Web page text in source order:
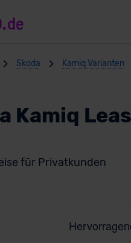
Skoda Kamiq Varianten
Kamiq
für Privatkunden